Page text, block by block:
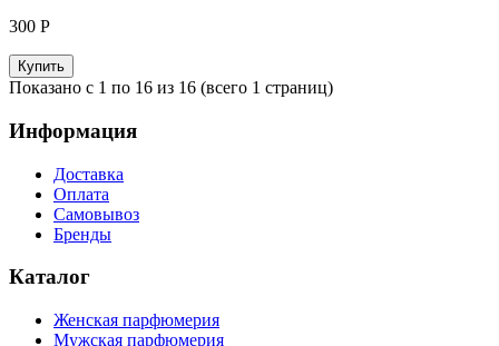
300 Р
Купить
Показано с 1 по 16 из 16 (всего 1 страниц)
Информация
Доставка
Оплата
Самовывоз
Бренды
Каталог
Женская парфюмерия
Мужская парфюмерия